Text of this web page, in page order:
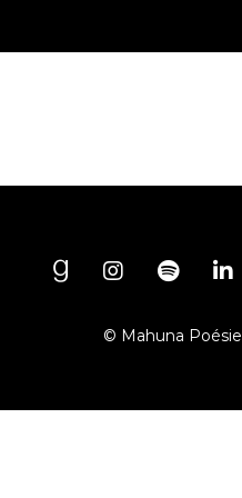
© Mahuna Poésie